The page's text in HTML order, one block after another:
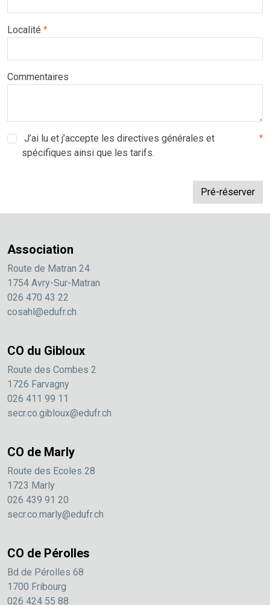
Localité *
Commentaires
J’ai lu et j’accepte les directives générales et
spécifiques ainsi que les tarifs.
*
Association
Route de Matran 24
1754 Avry-Sur-Matran
026 470 43 22
cosahl@edufr.ch
CO du Gibloux
Route des Combes 2
1726 Farvagny
026 411 99 11
secr.co.gibloux@edufr.ch
CO de Marly
Route des Ecoles 28
1723 Marly
026 439 91 20
secr.co.marly@edufr.ch
CO de Pérolles
Bd de Pérolles 68
1700 Fribourg
026 424 55 88